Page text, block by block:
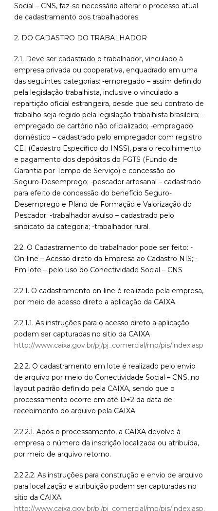
Social – CNS, faz-se necessário alterar o processo atual
de cadastramento dos trabalhadores.
2. DO CADASTRO DO TRABALHADOR
2.1. Deve ser cadastrado o trabalhador, vinculado à
empresa privada ou cooperativa, enquadrado em uma
das seguintes categorias: -empregado – assim definido
pela legislação trabalhista, inclusive o vinculado a
repartição oficial estrangeira, desde que seu contrato de
trabalho seja regido pela legislação trabalhista brasileira; -
empregado de cartório não oficializado; -empregado
doméstico – cadastrado pelo empregador com registro
CEI (Cadastro Específico do INSS), para o recolhimento
e pagamento dos depósitos do FGTS (Fundo de
Garantia por Tempo de Serviço) e concessão do
Seguro-Desemprego; -pescador artesanal – cadastrado
para efeito de concessão do benefício Seguro-
Desemprego e Plano de Formação e Valorização do
Pescador; -trabalhador avulso – cadastrado pelo
sindicato da categoria; -trabalhador rural.
2.2. O Cadastramento do trabalhador pode ser feito: -
On-line – Acesso direto da Empresa ao Cadastro NIS; -
Em lote – pelo uso do Conectividade Social – CNS
2.2.1. O cadastramento on-line é realizado pela empresa,
por meio de acesso direto a aplicação da CAIXA.
2.2.1.1. As instruções para o acesso direto a aplicação
podem ser capturadas no sitio da CAIXA
http://www.caixa.gov.br/pj/pj_comercial/mp/pis/index.asp
2.2.2. O cadastramento em lote é realizado pelo envio
de arquivo por meio do Conectividade Social – CNS, no
layout padrão definido pela CAIXA, sendo que o
processamento ocorre em até D+2 da data de
recebimento do arquivo pela CAIXA.
2.2.2.1. Após o processamento, a CAIXA devolve à
empresa o número da inscrição localizada ou atribuída,
por meio de arquivo retorno.
2.2.2.2. As instruções para construção e envio de arquivo
para localização e atribuição podem ser capturadas no
sítio da CAIXA
http://www.caixa.gov.br/pj/pj_comercial/mp/pis/index.asp.